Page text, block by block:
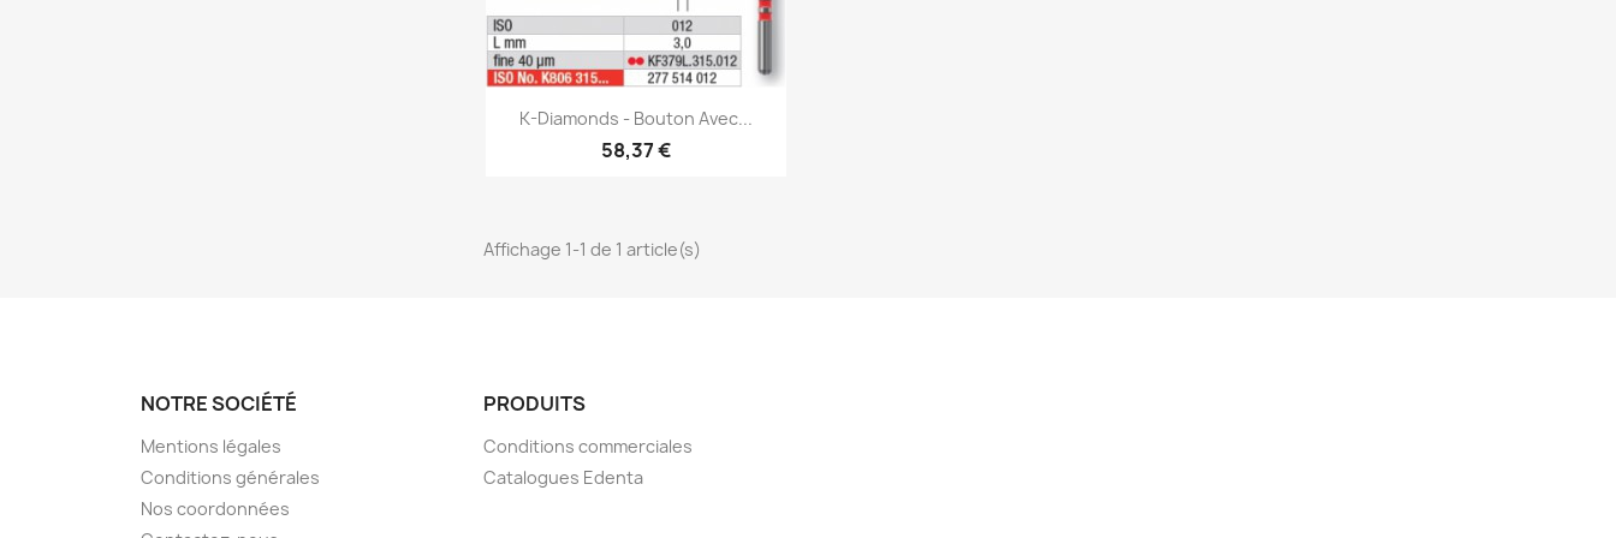
Aperçu rapide
K-Diamonds - Bouton Avec...
58,37 €
Affichage 1-1 de 1 article(s)
NOTRE SOCIÉTÉ
Mentions légales
Conditions générales
Nos coordonnées
PRODUITS
Conditions commerciales
Catalogues Edenta